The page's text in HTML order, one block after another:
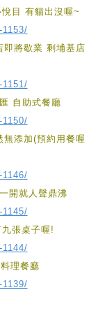
目 有貓出沒喔~
即將歇業 剩埔基店
自助式餐廳
添加(預約用餐喔
開就人聲鼎沸
張桌子喔!
理餐廳